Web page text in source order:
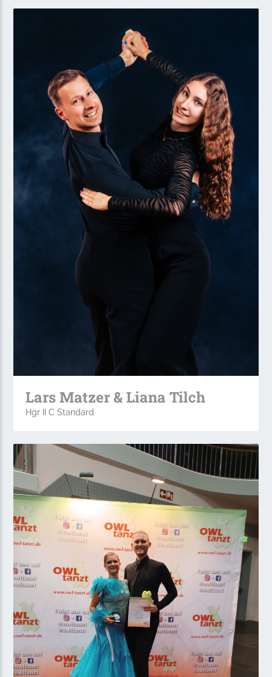
Lars Matzer & Liana Tilch
Hgr II C Standard